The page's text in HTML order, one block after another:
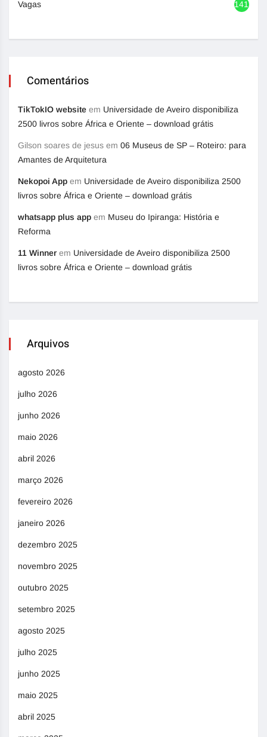
Vagas 1417
Comentários
TikTokIO website em Universidade de Aveiro disponibiliza
2500 livros sobre África e Oriente – download grátis
Gilson soares de jesus em 06 Museus de SP – Roteiro: para
Amantes de Arquitetura
Nekopoi App em Universidade de Aveiro disponibiliza 2500
livros sobre África e Oriente – download grátis
whatsapp plus app em Museu do Ipiranga: História e
Reforma
11 Winner em Universidade de Aveiro disponibiliza 2500
livros sobre África e Oriente – download grátis
Arquivos
agosto 2026
julho 2026
junho 2026
maio 2026
abril 2026
março 2026
fevereiro 2026
janeiro 2026
dezembro 2025
novembro 2025
outubro 2025
setembro 2025
agosto 2025
julho 2025
junho 2025
maio 2025
abril 2025